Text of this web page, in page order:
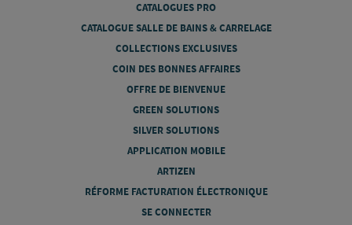
CATALOGUES PRO
CATALOGUE SALLE DE BAINS & CARRELAGE
COLLECTIONS EXCLUSIVES
COIN DES BONNES AFFAIRES
OFFRE DE BIENVENUE
GREEN SOLUTIONS
SILVER SOLUTIONS
APPLICATION MOBILE
ARTIZEN
RÉFORME FACTURATION ÉLECTRONIQUE
SE CONNECTER